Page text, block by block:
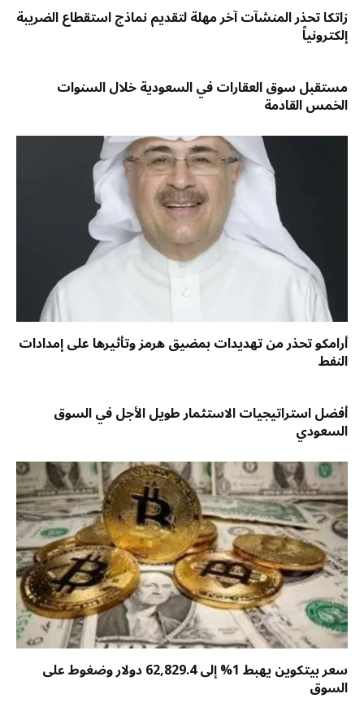
زاتكا تحذر المنشآت آخر مهلة لتقديم نماذج استقطاع الضريبة
إلكترونياً
مستقبل سوق العقارات في السعودية خلال السنوات
الخمس القادمة
أرامكو تحذر من تهديدات بمضيق هرمز وتأثيرها على إمدادات
النفط
أفضل استراتيجيات الاستثمار طويل الأجل في السوق
السعودي
سعر بيتكوين يهبط 1% إلى 62,829.4 دولار وضغوط على
السوق